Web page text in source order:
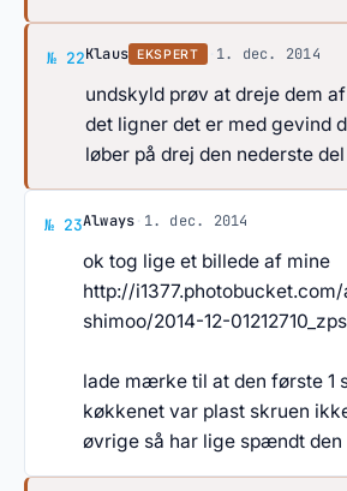
№ 22Svar af Klaus
Klaus EKSPERT 1. dec. 2014
undskyld prøv at dreje dem
det ligner det er med gevind
løber på drej den nederste
№ 23Svar af Always
Always· 1. dec. 2014
ok tog lige et billede af mine
http://
shimoo/2014-12-
lade mærke til at den første 1
køkkenet var plast skruen
øvrige så har lige spændt den